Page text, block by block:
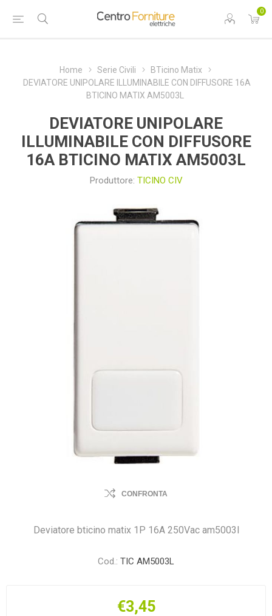
0
Home Serie Civili
BTicino Matix
DEVIATORE UNIPOLARE ILLUMINABILE CON DIFFUSORE 16A
BTICINO MATIX AM5003L
DEVIATORE UNIPOLARE
ILLUMINABILE CON DIFFUSORE
16A BTICINO MATIX AM5003L
Produttore: TICINO CIV
CONFRONTA
Deviatore bticino matix 1P 16A 250Vac am5003l
Cod.: TIC AM5003L
€3,45